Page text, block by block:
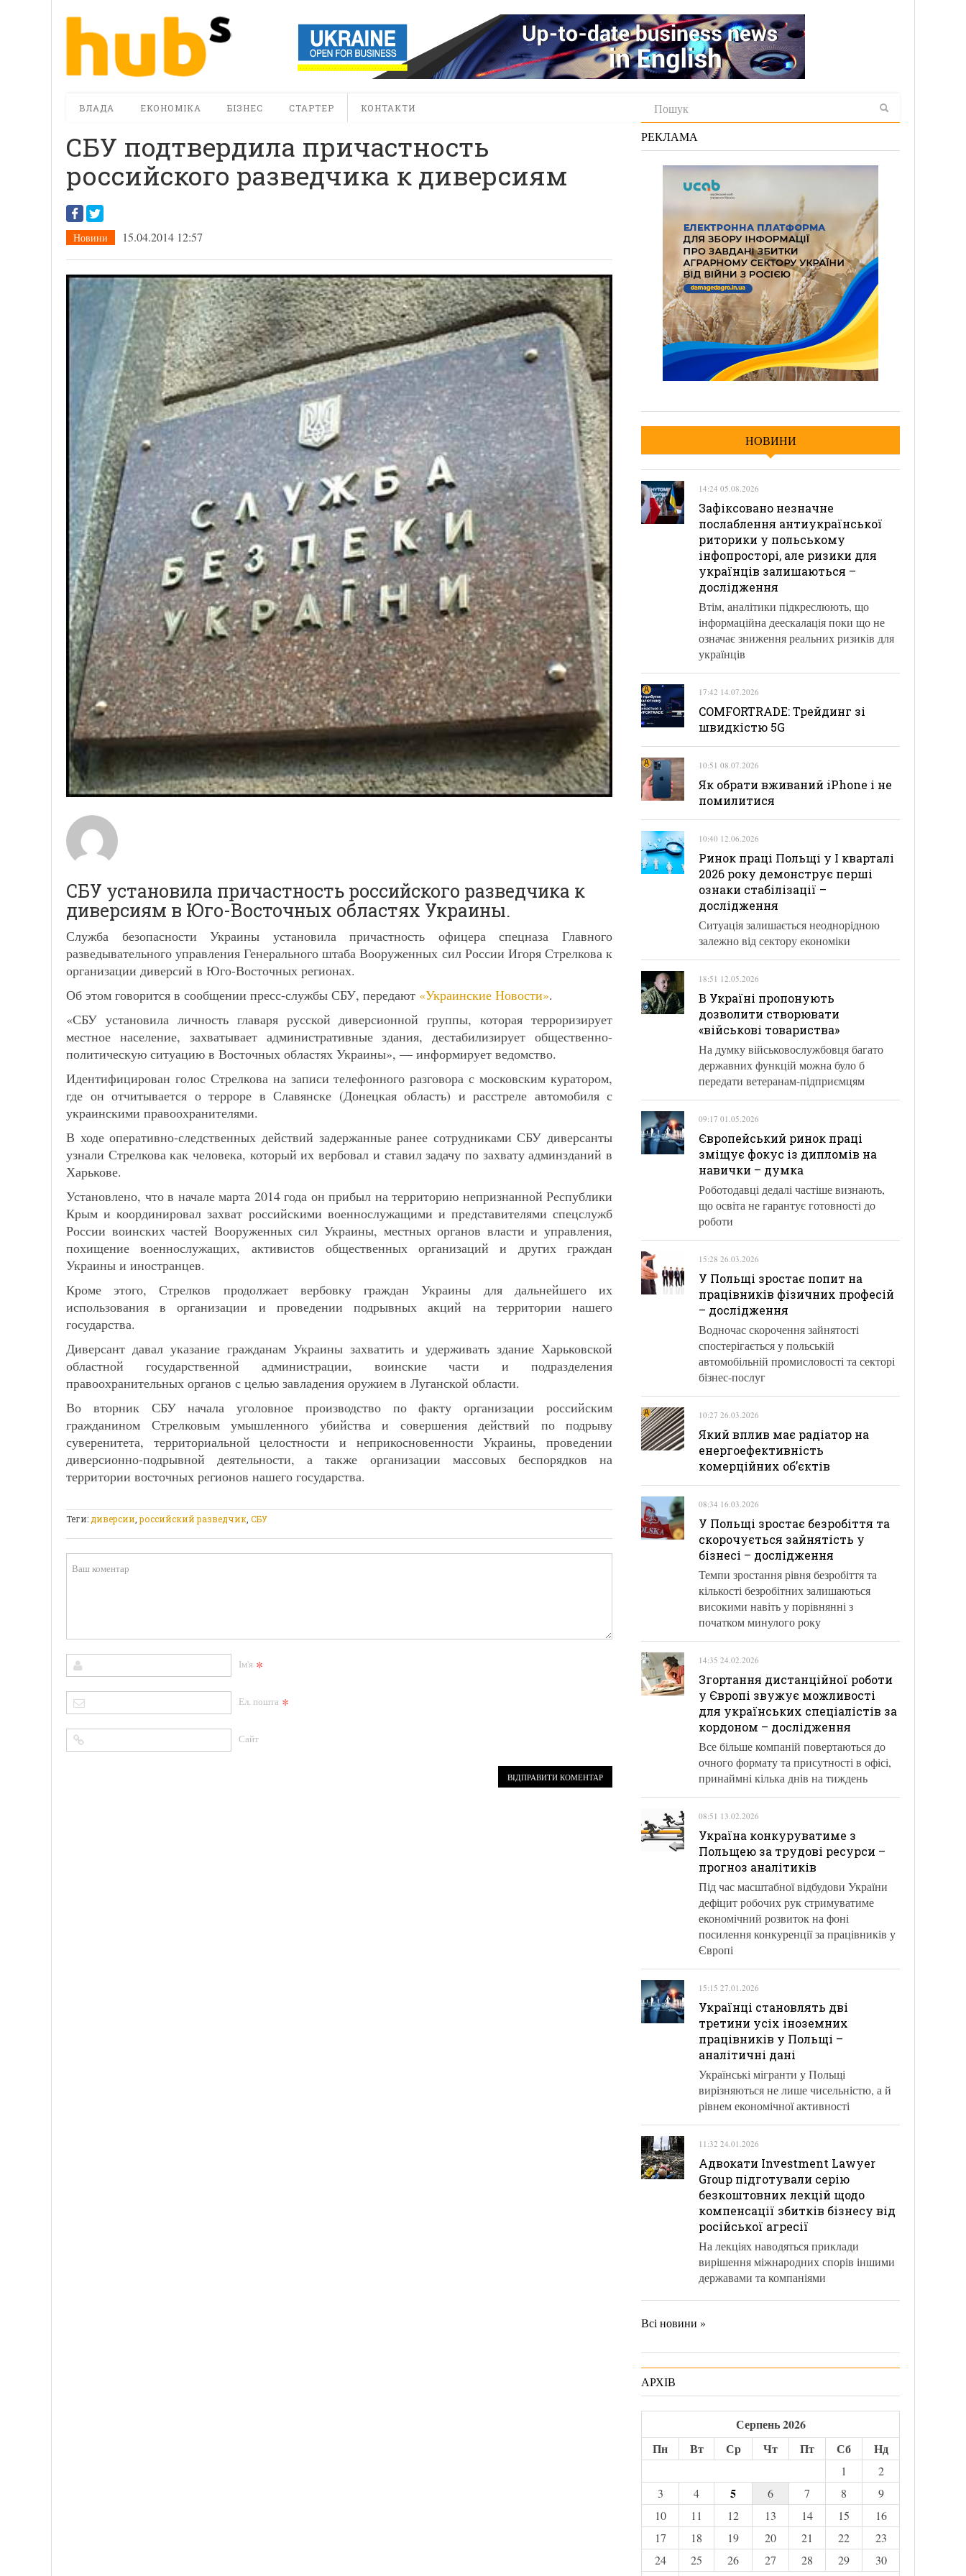
ВЛАДА ЕКОНОМІКА БІЗНЕС СТАРТЕР КОНТАКТИ
СБУ подтвердила причастность
российского разведчика к диверсиям
Новини 15.04.2014 12:57
СБУ установила причастность российского разведчика к
диверсиям в Юго-Восточных областях Украины.
Служба безопасности Украины установила причастность офицера спецназа Главного
разведывательного управления Генерального штаба Вооруженных сил России Игоря Стрелкова к
организации диверсий в Юго-Восточных регионах.
Об этом говорится в сообщении пресс-службы СБУ, передают «Украинские Новости».
«СБУ установила личность главаря русской диверсионной группы, которая терроризирует
местное население, захватывает административные здания, дестабилизирует общественно-
политическую ситуацию в Восточных областях Украины», — информирует ведомство.
Идентифицирован голос Стрелкова на записи телефонного разговора с московским куратором,
где он отчитывается о терроре в Славянске (Донецкая область) и расстреле автомобиля с
украинскими правоохранителями.
В ходе оперативно-следственных действий задержанные ранее сотрудниками СБУ диверсанты
узнали Стрелкова как человека, который их вербовал и ставил задачу по захвату админзданий в
Харькове.
Установлено, что в начале марта 2014 года он прибыл на территорию непризнанной Республики
Крым и координировал захват российскими военнослужащими и представителями спецслужб
России воинских частей Вооруженных сил Украины, местных органов власти и управления,
похищение военнослужащих, активистов общественных организаций и других граждан
Украины и иностранцев.
Кроме этого, Стрелков продолжает вербовку граждан Украины для дальнейшего их
использования в организации и проведении подрывных акций на территории нашего
государства.
Диверсант давал указание гражданам Украины захватить и удерживать здание Харьковской
областной государственной администрации, воинские части и подразделения
правоохранительных органов с целью завладения оружием в Луганской области.
Во вторник СБУ начала уголовное производство по факту организации российским
гражданином Стрелковым умышленного убийства и совершения действий по подрыву
суверенитета, территориальной целостности и неприкосновенности Украины, проведении
диверсионно-подрывной деятельности, а также организации массовых беспорядков на
территории восточных регионов нашего государства.
Теги: диверсии ,российский разведчик СБУ
Ім'я *
Ел. пошта *
Сайт
РЕКЛАМА
НОВИНИ
14:24 05.08.2026
Зафіксовано незначне
послаблення антиукраїнської
риторики у польському
інфопросторі, але ризики для
українців залишаються –
дослідження
Втім, аналітики підкреслюють, що
інформаційна деескалація поки що не
означає зниження реальних ризиків для
українців
17:42 14.07.2026
COMFORTRADE: Трейдинг зі
швидкістю 5G
10:51 08.07.2026
Як обрати вживаний iPhone і не
помилитися
10:40 12.06.2026
Ринок праці Польщі у І кварталі
2026 року демонструє перші
ознаки стабілізації –
дослідження
Ситуація залишається неоднорідною
залежно від сектору економіки
18:51 12.05.2026
В Україні пропонують
дозволити створювати
«військові товариства»
На думку військовослужбовця багато
державних функцій можна було б
передати ветеранам-підприємцям
09:17 01.05.2026
Європейський ринок праці
зміщує фокус із дипломів на
навички – думка
Роботодавці дедалі частіше визнають,
що освіта не гарантує готовності до
роботи
15:28 26.03.2026
У Польщі зростає попит на
працівників фізичних професій
– дослідження
Водночас скорочення зайнятості
спостерігається у польській
автомобільній промисловості та секторі
бізнес-послуг
10:27 26.03.2026
Який вплив має радіатор на
енергоефективність
комерційних об’єктів
08:34 16.03.2026
У Польщі зростає безробіття та
скорочується зайнятість у
бізнесі – дослідження
Темпи зростання рівня безробіття та
кількості безробітних залишаються
високими навіть у порівнянні з
початком минулого року
14:35 24.02.2026
Згортання дистанційної роботи
у Європі звужує можливості
для українських спеціалістів за
кордоном – дослідження
Все більше компаній повертаються до
очного формату та присутності в офісі,
принаймні кілька днів на тиждень
08:51 13.02.2026
Україна конкуруватиме з
Польщею за трудові ресурси –
прогноз аналітиків
Під час масштабної відбудови України
дефіцит робочих рук стримуватиме
економічний розвиток на фоні
посилення конкуренції за працівників у
Європі
15:15 27.01.2026
Українці становлять дві
третини усіх іноземних
працівників у Польщі –
аналітичні дані
Українські мігранти у Польщі
вирізняються не лише чисельністю, а й
рівнем економічної активності
11:32 24.01.2026
Адвокати Investment Lawyer
Group підготували серію
безкоштовних лекцій щодо
компенсації збитків бізнесу від
російської агресії
На лекціях наводяться приклади
вирішення міжнародних спорів іншими
державами та компаніями
Всі новини »
АРХІВ
Серпень 2026
Пн
Вт Ср Чт Пт Сб Нд
1
2
3
4 5 6 7 8
9
10
11 12 13 14 15
16
17
18 19 20 21 22
23
24
25 26 27 28 29
30